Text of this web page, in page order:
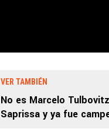
VER TAMBIÉN
No es Marcelo
Saprissa y ya fue